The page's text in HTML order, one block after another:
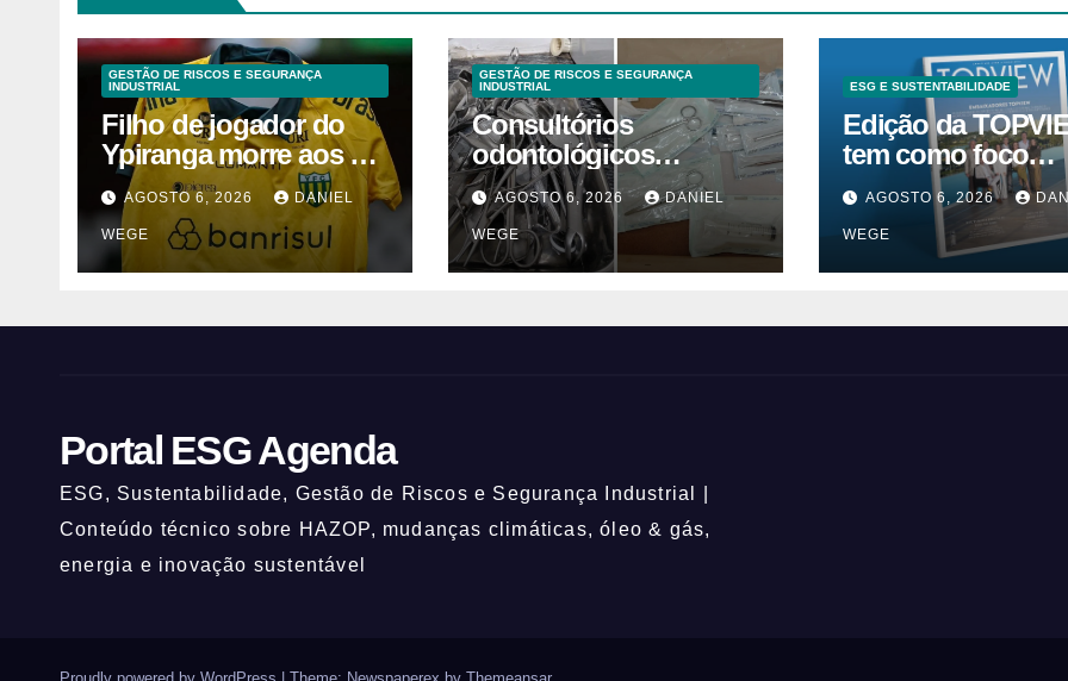
GESTÃO DE RISCOS E SEGURANÇA
INDUSTRIAL
Filho de jogador do
Ypiranga morre aos 2
anos após acidente
AGOSTO 6, 2026 DANIEL
WEGE
GESTÃO DE RISCOS E SEGURANÇA
INDUSTRIAL
Consultórios
odontológicos
interditados em
Campinas superam
2025
AGOSTO 6, 2026 DANIEL
WEGE
ESG E SUSTENTABILIDADE
Edição da
tem como foco
inovação,
ESG
AGOSTO 6, 2026
WEGE
Portal ESG Agenda
ESG, Sustentabilidade, Gestão de Riscos e Segurança Industrial |
Conteúdo técnico sobre HAZOP, mudanças climáticas, óleo & gás,
energia e inovação sustentável